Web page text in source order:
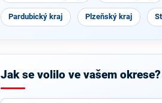
Pardubický kraj Plzeňský kraj
Jak se volilo ve vašem okrese?